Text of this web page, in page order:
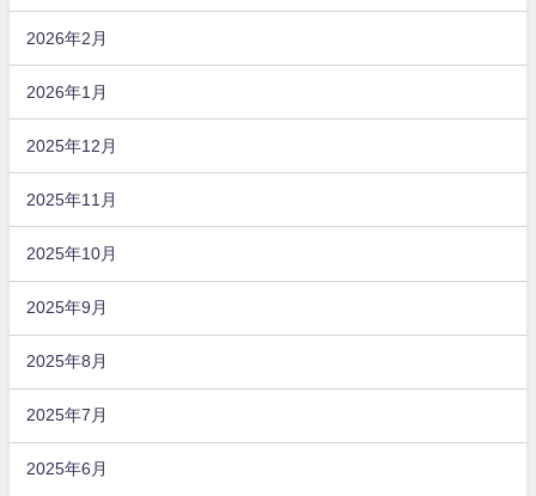
2026年2月
2026年1月
2025年12月
2025年11月
2025年10月
2025年9月
2025年8月
2025年7月
2025年6月